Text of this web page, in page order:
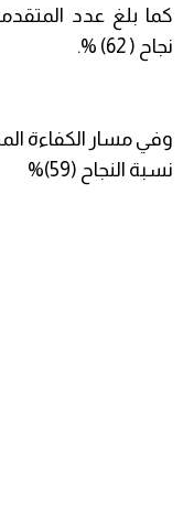
نجاح ( 62) %.
نسبة النجاح (59)%